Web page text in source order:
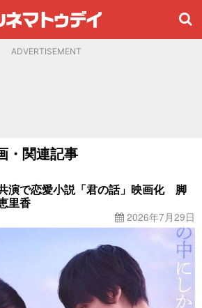
ADVERTISEMENT
・関連記事
演で恋愛小説「君の話」映画化 脚
里香
2026年7月29日